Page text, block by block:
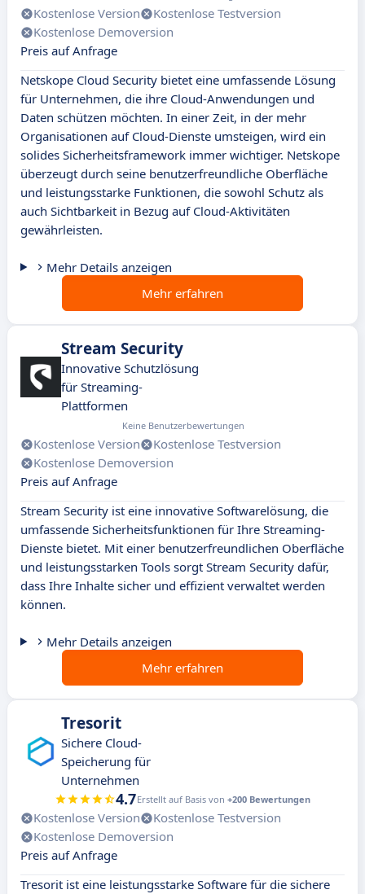
Kostenlose Version
Kostenlose Testversion
Kostenlose Demoversion
Preis auf Anfrage
Netskope Cloud Security bietet eine umfassende Lösung
für Unternehmen, die ihre Cloud-Anwendungen und
Daten schützen möchten. In einer Zeit, in der mehr
Organisationen auf Cloud-Dienste umsteigen, wird ein
solides Sicherheitsframework immer wichtiger. Netskope
überzeugt durch seine benutzerfreundliche Oberfläche
und leistungsstarke Funktionen, die sowohl Schutz als
auch Sichtbarkeit in Bezug auf Cloud-Aktivitäten
gewährleisten.
Mehr Details anzeigen
Mehr erfahren
Stream Security
Innovative Schutzlösung
für Streaming-
Plattformen
Keine Benutzerbewertungen
Kostenlose Version
Kostenlose Testversion
Kostenlose Demoversion
Preis auf Anfrage
Stream Security ist eine innovative Softwarelösung, die
umfassende Sicherheitsfunktionen für Ihre Streaming-
Dienste bietet. Mit einer benutzerfreundlichen Oberfläche
und leistungsstarken Tools sorgt Stream Security dafür,
dass Ihre Inhalte sicher und effizient verwaltet werden
können.
Mehr Details anzeigen
Mehr erfahren
Tresorit
Sichere Cloud-
Speicherung für
Unternehmen
4.7Erstellt auf Basis von +200 Bewertungen
Kostenlose Version
Kostenlose Testversion
Kostenlose Demoversion
Preis auf Anfrage
Tresorit ist eine leistungsstarke Software für die sichere